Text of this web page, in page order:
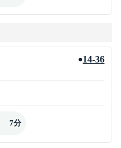
●14-36
7分